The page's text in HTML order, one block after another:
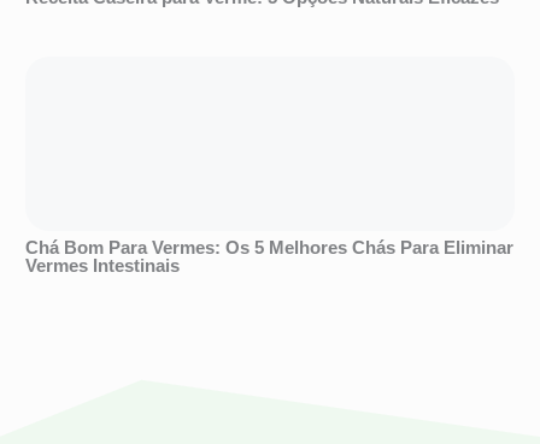
Chá Bom Para Vermes: Os 5 Melhores Chás Para Eliminar
Vermes Intestinais